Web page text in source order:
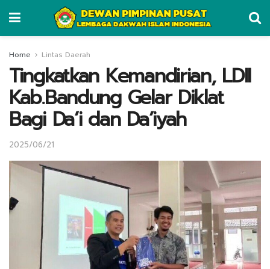
Home Lintas Daerah
Tingkatkan Kemandirian, LDII
Kab.Bandung Gelar Diklat
Bagi Da’i dan Da’iyah
2025/06/21